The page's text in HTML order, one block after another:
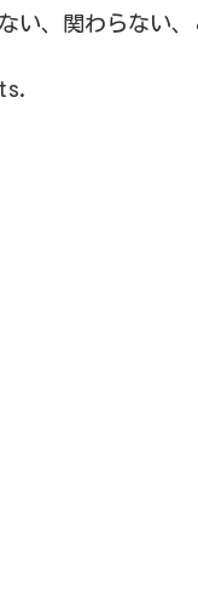
い、関わらない